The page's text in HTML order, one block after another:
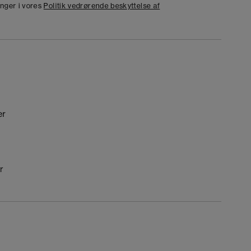
i vores Politik vedrørende beskyttelse af